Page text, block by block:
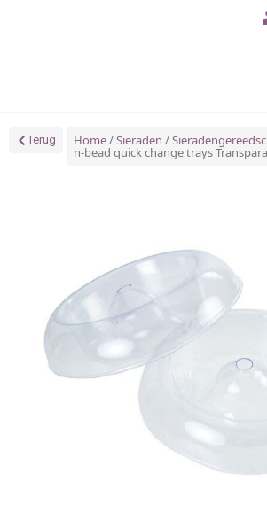
Terug Home/Sieraden /
n-bead quick change trays